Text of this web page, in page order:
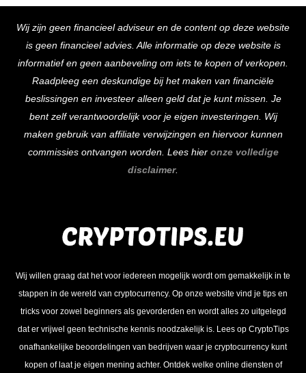
To
Top
Wij zijn geen financieel adviseur en de content op deze website
is geen financieel advies. Alle informatie op deze website is
informatief en geen aanbeveling om iets te kopen of verkopen.
Raadpleeg een deskundige bij het maken van financiële
beslissingen en investeer alleen geld dat je kunt missen. Je
bent zelf verantwoordelijk voor je eigen investeringen. Wij
maken gebruik van affiliate verwijzingen en hiervoor kunnen
commissies ontvangen worden. Lees hier onze volledige
disclaimer.
Wij willen graag dat het voor iedereen mogelijk wordt om gemakkelijk in te
stappen in de wereld van cryptocurrency. Op onze website vind je tips en
tricks voor zowel beginners als gevorderden en wordt alles zo uitgelegd
dat er vrijwel geen technische kennis noodzakelijk is. Lees op CryptoTips
onafhankelijke beoordelingen van bedrijven waar je cryptocurrency kunt
kopen of laat je eigen mening achter. Ontdek welke online diensten of